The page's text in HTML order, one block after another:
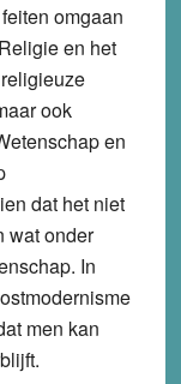
omgaan
en het
ook
en
dat het niet
wat onder
In
men kan